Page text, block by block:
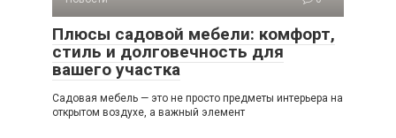
Плюсы садовой мебели: комфорт,
стиль и долговечность для
вашего участка
Садовая мебель — это не просто предметы интерьера на
открытом воздухе, а важный элемент